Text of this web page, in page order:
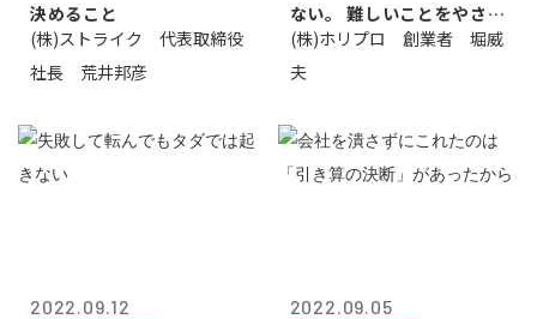
決めること
(株)ストライク 代表取締役
社長 荒井邦彦
ない。 難しいことをやさし
く。やさし...
(株)ホリプロ 創業者 堀威
夫
2022.09.12 2022.09.05